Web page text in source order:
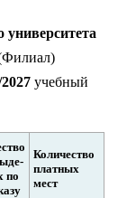
университета
учебный
по
Количество
платных
мест